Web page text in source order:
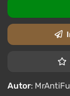
Autor: